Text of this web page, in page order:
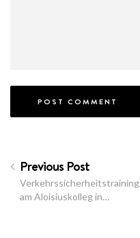
Previous Post
Verkehrssicherheitstraining
am Aloisiuskolleg in…